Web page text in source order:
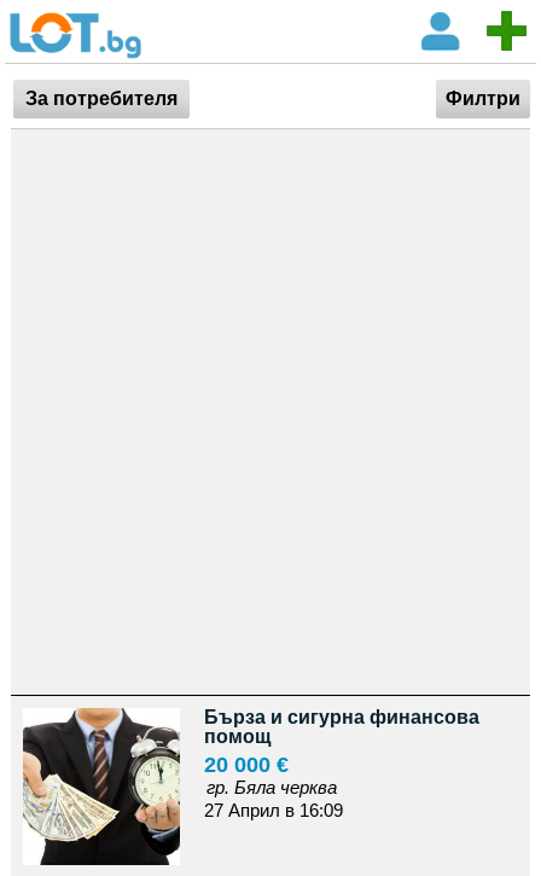
За потребителя Филтри
Бърза и сигурна финансова
помощ
20 000 €
гр. Бяла черква
27 Април в 16:09